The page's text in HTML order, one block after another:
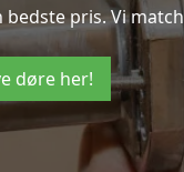
pris. Vi
døre her!